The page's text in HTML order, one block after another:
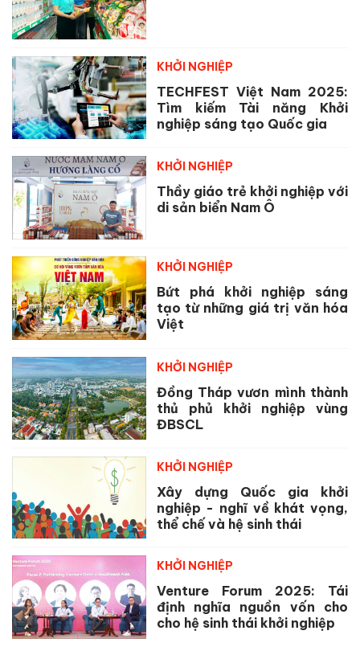
KHỞI NGHIỆP
TECHFEST Việt Nam 2025:
Tìm kiếm Tài năng Khởi
nghiệp sáng tạo Quốc gia
KHỞI NGHIỆP
Thầy giáo trẻ khởi nghiệp với
di sản biển Nam Ô
KHỞI NGHIỆP
Bứt phá khởi nghiệp sáng
tạo từ những giá trị văn hóa
Việt
KHỞI NGHIỆP
Đồng Tháp vươn mình thành
thủ phủ khởi nghiệp vùng
ĐBSCL
KHỞI NGHIỆP
Xây dựng Quốc gia khởi
nghiệp - nghĩ về khát vọng,
thể chế và hệ sinh thái
KHỞI NGHIỆP
Venture Forum 2025: Tái
định nghĩa nguồn vốn cho
cho hệ sinh thái khởi nghiệp